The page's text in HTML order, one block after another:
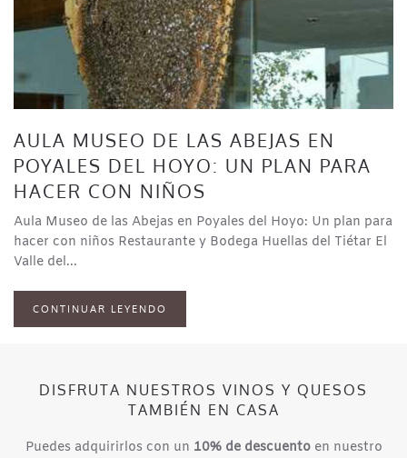
AULA MUSEO DE LAS ABEJAS EN
POYALES DEL HOYO: UN PLAN PARA
HACER CON NIÑOS
Aula Museo de las Abejas en Poyales del Hoyo: Un plan para
hacer con niños Restaurante y Bodega Huellas del Tiétar El
Valle del...
CONTINUAR LEYENDO
DISFRUTA NUESTROS VINOS Y QUESOS
TAMBIÉN EN CASA
Puedes adquirirlos con un 10% de descuentoen nuestro